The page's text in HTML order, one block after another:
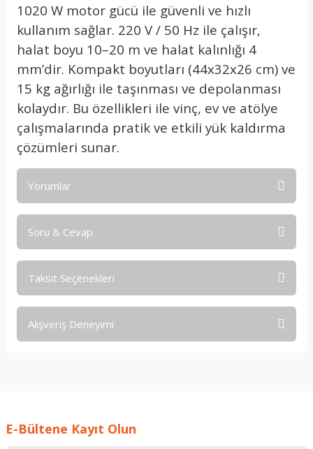
1020 W motor gücü ile güvenli ve hızlı
kullanım sağlar. 220 V / 50 Hz ile çalışır,
halat boyu 10–20 m ve halat kalınlığı 4
mm’dir. Kompakt boyutları (44x32x26 cm) ve
15 kg ağırlığı ile taşınması ve depolanması
kolaydır. Bu özellikleri ile vinç, ev ve atölye
çalışmalarında pratik ve etkili yük kaldırma
çözümleri sunar.
Yorumlar
Soru & Cevap
Ürün hakkında henüz soru sorulmamış.
Taksit Seçenekleri
Alışveriş Deneyimi
Deneyimini Paylaş
E-Bültene Kayıt Olun